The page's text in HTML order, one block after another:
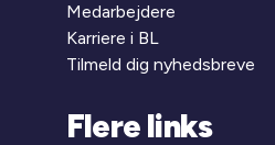
Medarbejdere
Karriere i BL
Tilmeld dig nyhedsbreve
Flere links